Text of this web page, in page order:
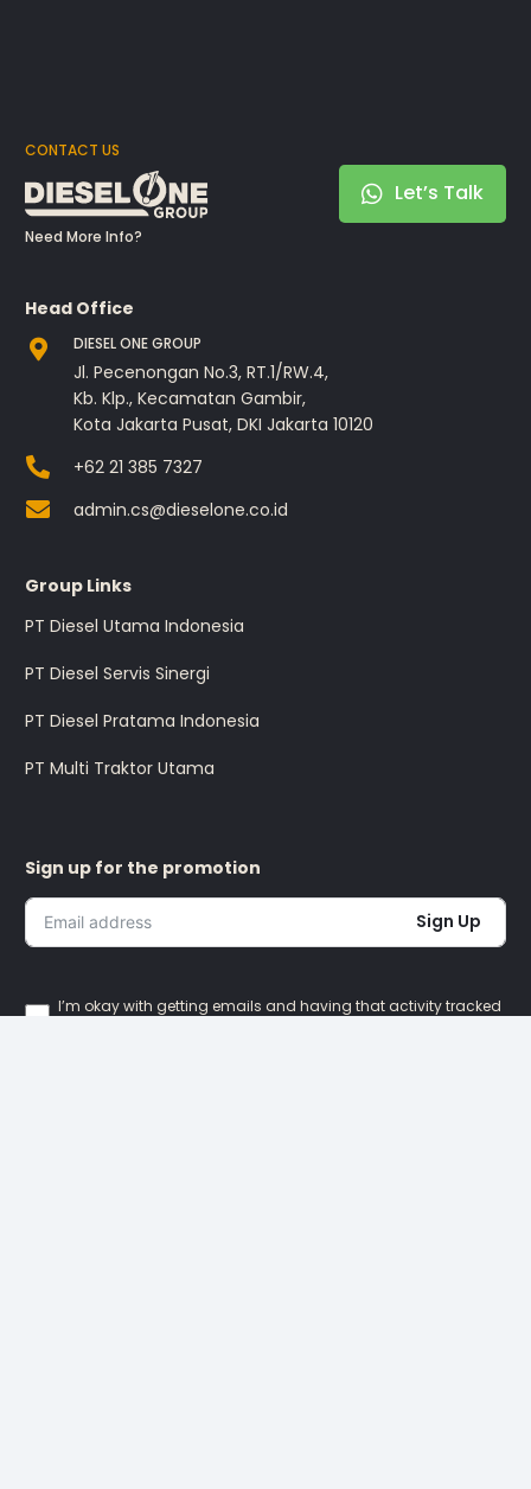
CONTACT US
Need More Info?
Let’s Talk
Head Office
DIESEL ONE GROUP
Jl. Pecenongan No.3, RT.1/RW.4,
Kb. Klp., Kecamatan Gambir,
Kota Jakarta Pusat, DKI Jakarta 10120
+62 21 385 7327
admin.cs@dieselone.co.id
Group Links
PT Diesel Utama Indonesia
PT Diesel Servis Sinergi
PT Diesel Pratama Indonesia
PT Multi Traktor Utama
Sign up for the promotion
Sign Up
I’m okay with getting emails and having that activity tracked